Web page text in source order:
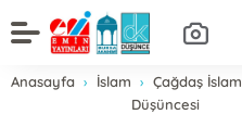
Anasayfa İslam
Çağdaş İslam
Düşüncesi